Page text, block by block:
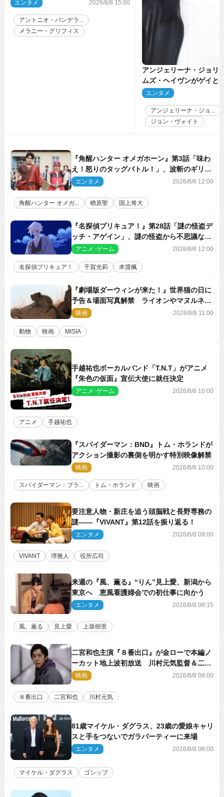
エンタメ 2026/8/8 15:00
アントニオ・バンデラ...
メラニー・グリフィス
アンジェリーナ・ジョリ
ムズ・ヘイヴンがゲイ
生配信で明らかに
エンタメ
アンジェリーナ・ジョ...
ジョン・ヴォイト
『角醒ハンター オメガホーン』第3話「味わ
え！怒りのタッグバトル！」、波斬のギリコ
がハンターバトルを挑んできた！
エンタメ 2026/8/8 12:00
角醒ハンター オメガ... 楢原聖 国上将大
『名探偵プリキュア！』第28話「謎の怪盗デ
ッチ・アゲイン」、謎の怪盗から不思議な予
告状が届く
アニメ･ゲーム 2026/8/8 12:00
名探偵プリキュア！ 千賀光莉 本渡楓
『劇場版ダーウィンが来た！』世界猫の日に
予告＆場面写真解禁 ライオンやマヌルネコ
の赤ちゃんが大集合
映画 2026/8/8 11:00
動物 映画 MISIA
手越祐也ボーカルバンド「T.N.T」がアニメ
『朱色の仮面』宣伝大使に就任決定
アニメ･ゲーム 2026/8/8 10:00
アニメ 手越祐也
『スパイダーマン：BND』トム・ホランドが
アクション撮影の裏側を明かす特別映像解禁
映画 2026/8/8 10:00
スパイダーマン：ブラ... トム・ホランド 映画
要注意人物・新庄を追う頭脳戦と長野専務の
謎――『VIVANT』第12話を振り返る！
エンタメ 2026/8/8 09:00
VIVANT 堺雅人 役所広司
来週の『風、薫る』“りん”見上愛、新潟から
東京へ 恵風看護婦会での初仕事に向かう
エンタメ 2026/8/8 08:15
風、薫る 見上愛 上坂樹里
二宮和也主演『８番出口』が金ローで本編ノ
ーカット地上波初放送 川村元気監督＆二宮
コメント到着
映画 2026/8/8 08:00
８番出口 二宮和也 川村元気
81歳マイケル・ダグラス、23歳の愛娘キャリ
スと手をつないでガラパーティーに来場
エンタメ 2026/8/8 08:00
マイケル・ダグラス ゴシップ